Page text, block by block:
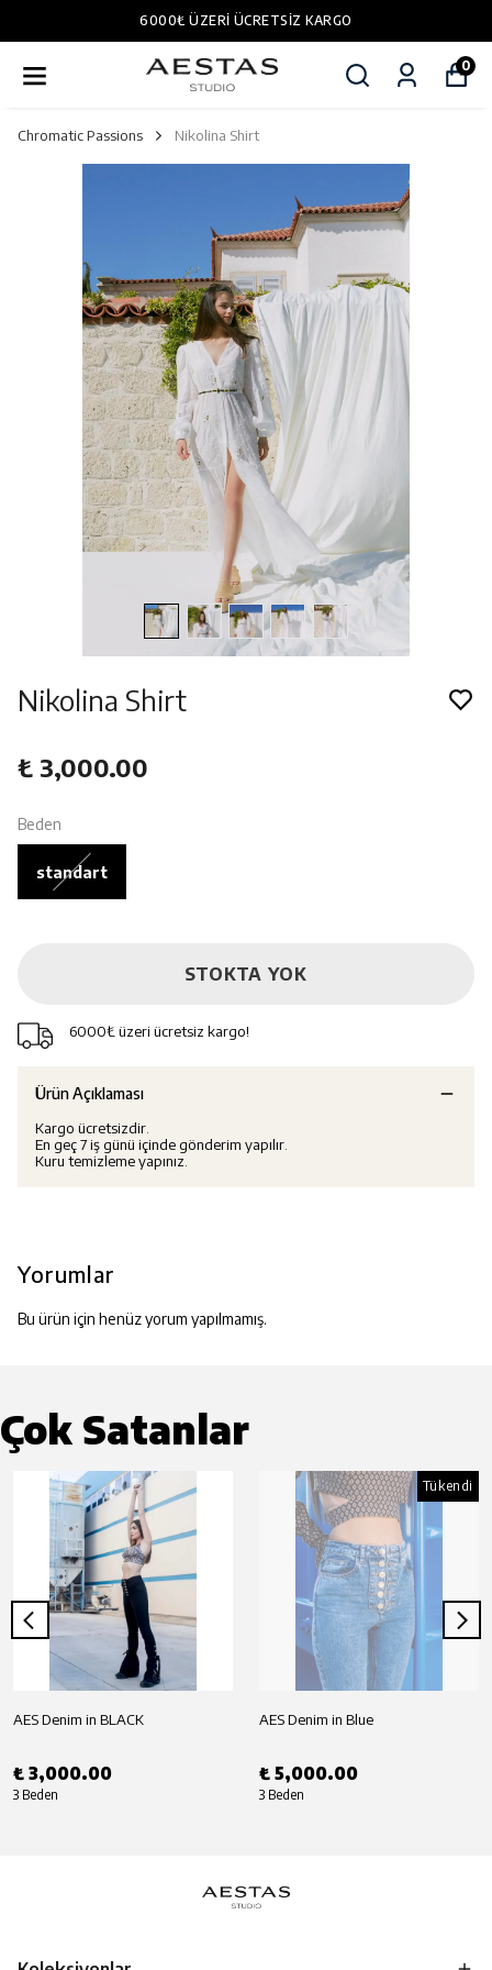
6000₺ ÜZERI ÜCRETSIZ KARGO
0
Chromatic Passions Nikolina Shirt
Nikolina Shirt
₺ 3,000.00
Beden
standart
STOKTA YOK
6000₺ üzeri ücretsiz kargo!
Ürün Açıklaması
Kargo ücretsizdir.
En geç 7 iş günü içinde gönderim yapılır.
Kuru temizleme yapınız.
Yorumlar
Bu ürün için henüz yorum yapılmamış.
Çok Satanlar
AES Denim in BLACK
₺ 3,000.00
3 Beden
Tükendi
AES Denim in Blue
₺ 5,000.00
3 Beden